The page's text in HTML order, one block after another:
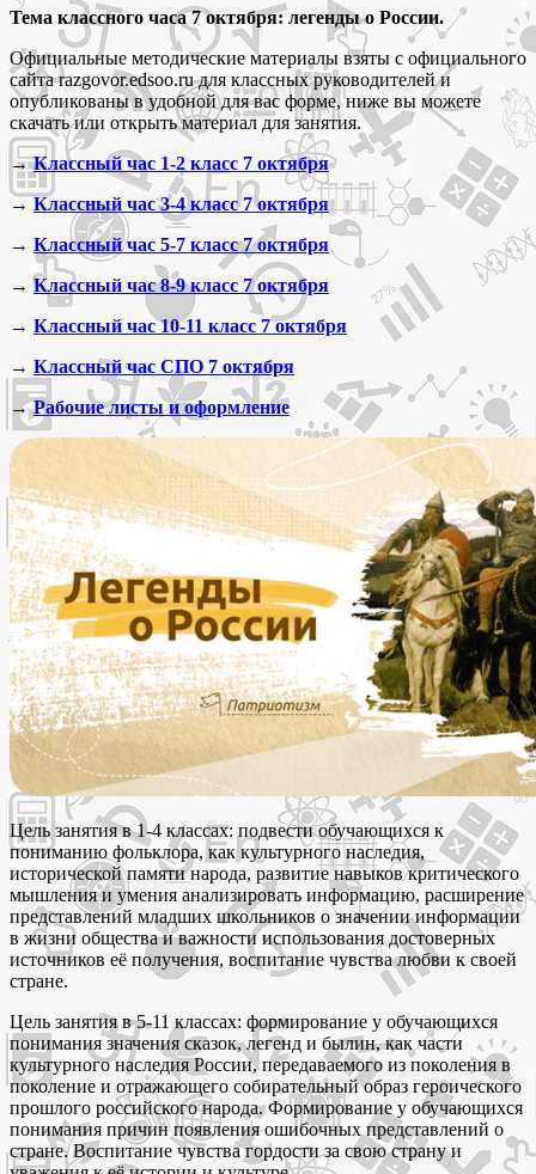
Тема классного часа 7 октября: легенды о России.
Официальные методические материалы взяты с официального
сайта razgovor.edsoo.ru для классных руководителей и
опубликованы в удобной для вас форме, ниже вы можете
скачать или открыть материал для занятия.
→Классный час 1-2 класс 7 октября
→Классный час 3-4 класс 7 октября
→ Классный час 5-7 класс 7 октября
→Классный час 8-9 класс 7 октября
→ Классный час 10-11 класс 7 октября
→ Классный час СПО 7 октября
→Рабочие листы и оформление
Цель занятия в 1-4 классах: подвести обучающихся к
пониманию фольклора, как культурного наследия,
исторической памяти народа, развитие навыков критического
мышления и умения анализировать информацию, расширение
представлений младших школьников о значении информации
в жизни общества и важности использования достоверных
источников её получения, воспитание чувства любви к своей
стране.
Цель занятия в 5-11 классах: формирование у обучающихся
понимания значения сказок, легенд и былин, как части
культурного наследия России, передаваемого из поколения в
поколение и отражающего собирательный образ героического
прошлого российского народа. Формирование у обучающихся
понимания причин появления ошибочных представлений о
стране. Воспитание чувства гордости за свою страну и